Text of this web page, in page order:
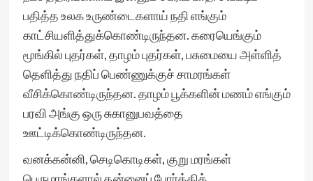
பதித்த உலக உருண்டைகளாய் நதி எங்கும்
காட்சியளித்துக்கொண்டிருந்தன. கரையெங்கும்
மூங்கில் புதர்கள், தாழம் புதர்கள், பசுமையை அள்ளித்
தெளித்து நதிப் பெண்ணுக்குச் சாமரங்கள்
வீசிக்கொண்டிருந்தன. தாழம் பூக்களின் மணம் எங்கும்
பரவி அங்கு ஒரு சுகானுபவத்தை
ஊட்டிக்கொண்டிருந்தன.
வனக்கன்னி, செடிகொடிகள், குறு மரங்கள்